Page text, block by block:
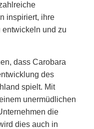
inspiriert, ihre
und zu
dass Carobara
des
spielt. Mit
unermüdlichen
die
dies auch in